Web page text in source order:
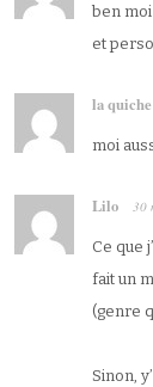
ben
et
la quiche
moi
Lilo 30
Ce que
fait un
(genre
Sinon,